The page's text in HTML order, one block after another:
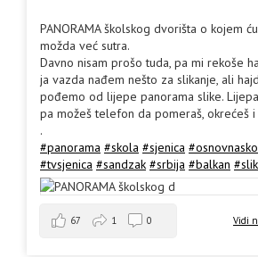
PANORAMA školskog dvorišta o kojem
možda već sutra.
Davno nisam prošo tuda, pa mi rekoše
ja vazda nađem nešto za slikanje, ali
pođemo od lijepe panorama slike.
pa možeš telefon da pomeraš, okrećeš i
.
#panorama #skola #sjenica
#tvsjenica #sandzak #srbija #balkan
Vidi
67 1 0